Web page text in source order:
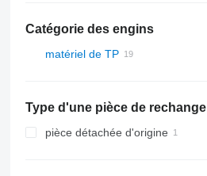
Catégorie des engins
matériel de TP
chargeuses sur pneus
Type d'une pièce de rechange
pièce détachée d'origine